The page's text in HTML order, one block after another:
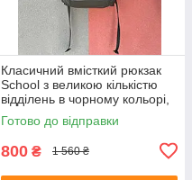
Класичний вмісткий рюкзак
School з великою кількістю
відділень в чорному кольорі,
30л
Готово до відправки
800 ₴ 1 560 ₴